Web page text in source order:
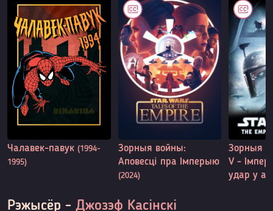
Чалавек-павук (1994-
1995)
Зорныя войны:
Аповесці пра Імперыю
(2024)
Зорныя
V -
удар у
Рэжысёр - Джозэф Касінскі